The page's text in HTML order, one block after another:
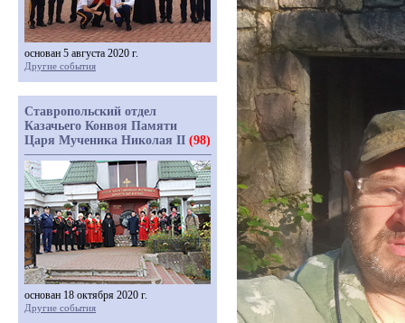
основан 5 августа 2020 г.
Другие события
Ставропольский отдел
Казачьего Конвоя Памяти
Царя Мученика Николая II (98)
основан 18 октября 2020 г.
Другие события